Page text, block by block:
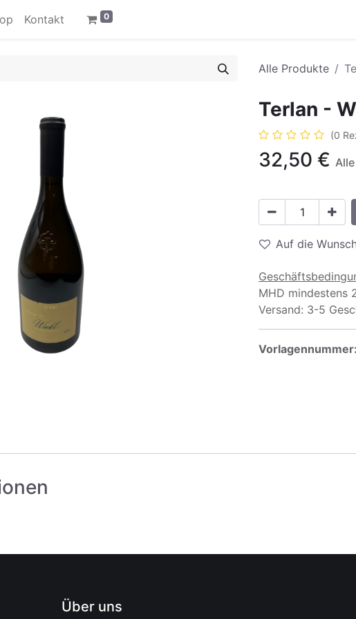
Kontakt 0
Alle Produkte
Terlan -
(0
32,50 €
Auf die
MHD mindestens
Versand: 3-5
Vorlagennummer:
Über uns